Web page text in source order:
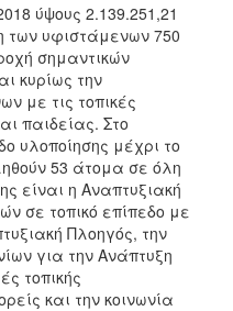
ύψους 2.139.251,21
των υφιστάμενων 750
σημαντικών
κυρίως την
με τις τοπικές
παιδείας. Στο
υλοποίησης μέχρι το
53 άτομα σε όλη
είναι η Αναπτυξιακή
σε τοπικό επίπεδο με
Πλοηγός, την
για την Ανάπτυξη
τοπικής
και την κοινωνία